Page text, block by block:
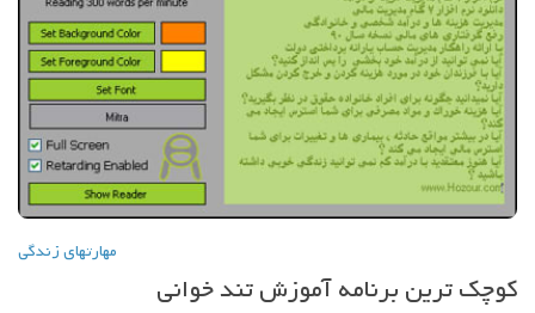
مهارتهاي زندگي
کوچک ترین برنامه آموزش تند خوانی